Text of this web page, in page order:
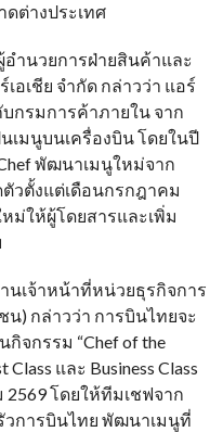
ต่างประเทศ
ำนวยการฝ่ายสินค้าและ
อเชีย จำกัด กล่าวว่า แอร์
กรมการค้าภายใน จาก
เมนูบนเครื่องบิน โดยในปี
พัฒนาเมนูใหม่จาก
วตั้งแต่เดือนกรกฎาคม
ม่ให้ผู้โดยสารและเพิ่ม
นเจ้าหน้าที่หน่วยธุรกิจการ
) กล่าวว่า การบินไทยจะ
จกรรม “Chef of the
และ Business Class
โดยให้ทีมเชฟจาก
วการบินไทย พัฒนาเมนูที่